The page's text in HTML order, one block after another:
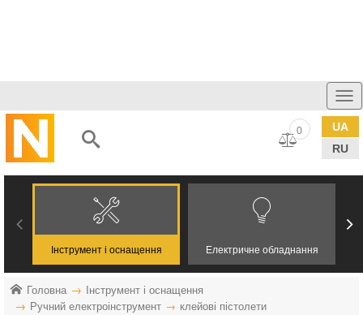
UA
RU
0
Інструмент і оснащення Електричне обладнання
Головна
Інструмент і оснащення
Ручний електроінструмент
клейові пістолети